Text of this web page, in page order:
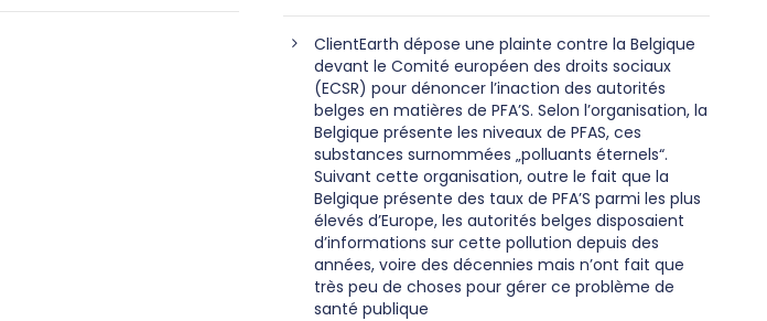
ClientEarth dépose une plainte contre la Belgique
devant le Comité européen des droits sociaux
(ECSR) pour dénoncer l’inaction des autorités
belges en matières de PFA’S. Selon l’organisation, la
Belgique présente les niveaux de PFAS, ces
substances surnommées „polluants éternels“.
Suivant cette organisation, outre le fait que la
Belgique présente des taux de PFA’S parmi les plus
élevés d’Europe, les autorités belges disposaient
d’informations sur cette pollution depuis des
années, voire des décennies mais n’ont fait que
très peu de choses pour gérer ce problème de
santé publique